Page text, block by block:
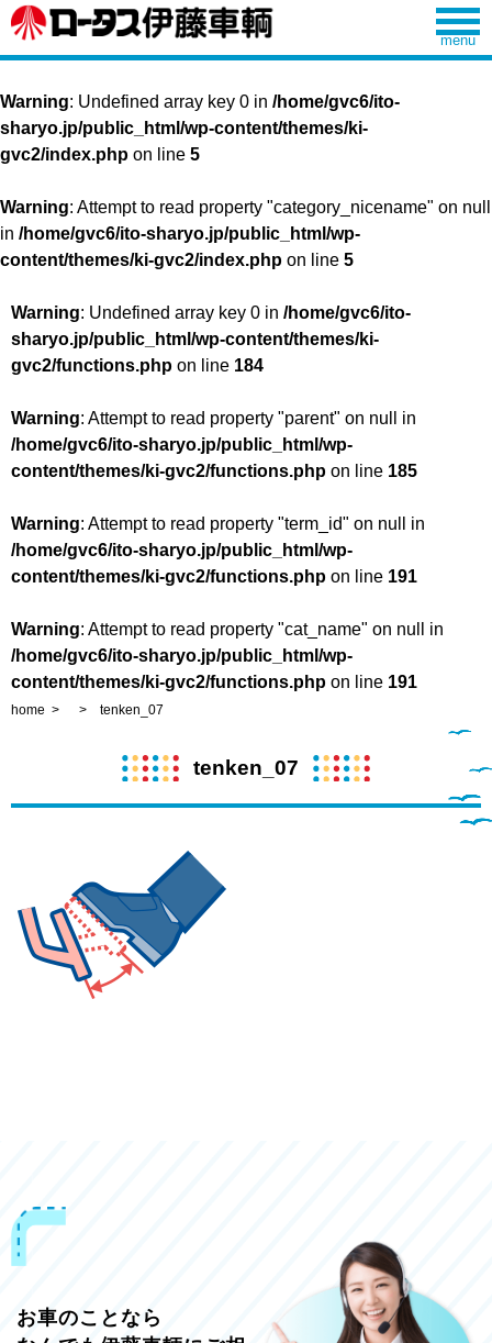
Warning: Undefined array key 0 in /home/gvc6/ito-
sharyo.jp/public_html/wp-content/themes/ki-
gvc2/index.php on line 5
Warning: Attempt to read property "category_nicename" on null
in /home/gvc6/ito-sharyo.jp/public_html/wp-
content/themes/ki-gvc2/index.php on line 5
Warning: Undefined array key 0 in /home/gvc6/ito-
sharyo.jp/public_html/wp-content/themes/ki-
gvc2/functions.php on line 184
Warning: Attempt to read property "parent" on null in
/home/gvc6/ito-sharyo.jp/public_html/wp-
content/themes/ki-gvc2/functions.php on line 185
Warning: Attempt to read property "term_id" on null in
/home/gvc6/ito-sharyo.jp/public_html/wp-
content/themes/ki-gvc2/functions.php on line 191
Warning: Attempt to read property "cat_name" on null in
/home/gvc6/ito-sharyo.jp/public_html/wp-
content/themes/ki-gvc2/functions.php on line 191
home tenken_07
tenken_07
お車のことなら